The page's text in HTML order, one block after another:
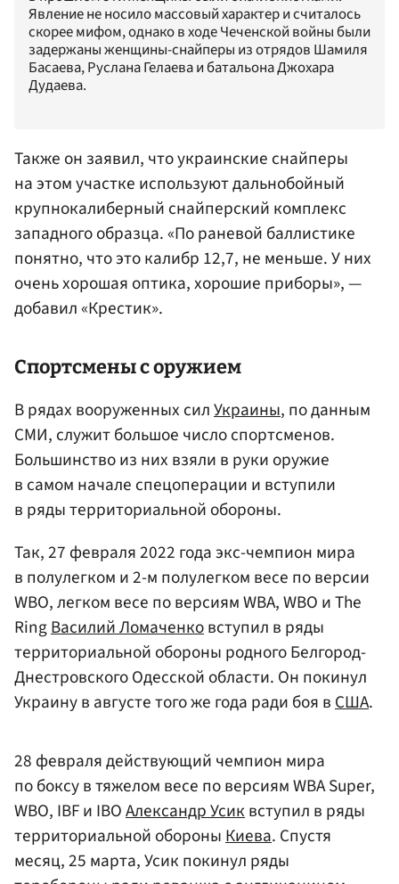
Явление не носило массовый характер и считалось
скорее мифом, однако в ходе Чеченской войны были
задержаны женщины-снайперы из отрядов Шамиля
Басаева, Руслана Гелаева и батальона Джохара
Дудаева.
Также он заявил, что украинские снайперы
на этом участке используют дальнобойный
крупнокалиберный снайперский комплекс
западного образца. «По раневой баллистике
понятно, что это калибр 12,7, не меньше. У них
очень хорошая оптика, хорошие приборы», —
добавил «Крестик».
Спортсмены с оружием
В рядах вооруженных силУкраины, по данным
СМИ, служит большое число спортсменов.
Большинство из них взяли в руки оружие
в самом начале спецоперации и вступили
в ряды территориальной обороны.
Так, 27 февраля 2022 года экс-чемпион мира
в полулегком и 2-м полулегком весе по версии
WBO, легком весе по версиям WBA, WBO и The
RingВасилий Ломаченковступил в ряды
территориальной обороны родного Белгород-
Днестровского Одесской области. Он покинул
Украину в августе того же года ради боя в США.
28 февраля действующий чемпион мира
по боксу в тяжелом весе по версиям WBA Super,
WBO, IBF и IBOАлександр Усиквступил в ряды
территориальной обороныКиева. Спустя
месяц, 25 марта, Усик покинул ряды